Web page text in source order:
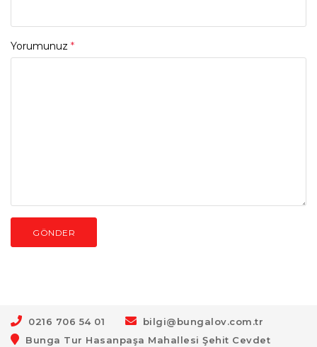
Yorumunuz *
GÖNDER
0216 706 54 01
bilgi@bungalov.com.tr
Bunga Tur Hasanpaşa Mahallesi Şehit Cevdet